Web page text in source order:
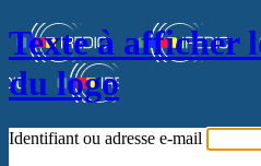
Texte à afficher
du logo
Identifiant ou adresse e-mail